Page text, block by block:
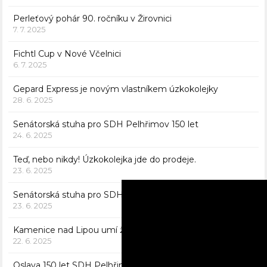
Perleťový pohár 90. ročníku v Žirovnici
7. 7. 2025
Fichtl Cup v Nové Včelnici
6. 7. 2025
Gepard Express je novým vlastníkem úzkokolejky
28. 6. 2025
Senátorská stuha pro SDH Pelhřimov 150 let
24. 6. 2025
Teď, nebo nikdy! Úzkokolejka jde do prodeje.
23. 6. 2025
Senátorská stuha pro SDH Pleše 120 let
23. 6. 2025
Kamenice nad Lipou umí žít do ranních hodin
22. 6. 2025